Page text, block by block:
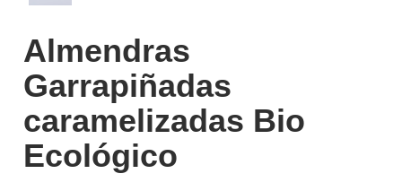
Almendras
Garrapiñadas
caramelizadas Bio
Ecológico